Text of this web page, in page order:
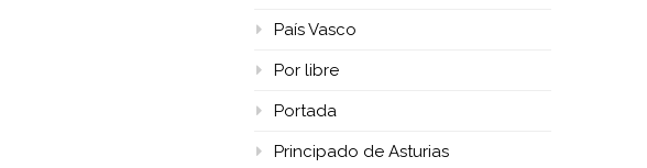
País Vasco
Por libre
Portada
Principado de Asturias